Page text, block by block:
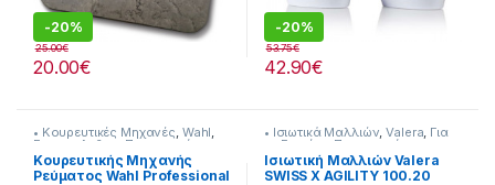
-20%
20.00€
25.00€
-20%
42.90€
53.75€
• Κουρευτικές Μηχανές, Wahl,
Για τον Ανδρα Προσωπική
Φροντίδα
Κουρευτικής Μηχανής
Ρεύματος Wahl Professional
• Ισιωτικά Μαλλιών,Valera, Για
τη Γυναίκα Προσωπική
Φροντίδα
Ισιωτική Μαλλιών Valera
SWISS X AGILITY 100.20